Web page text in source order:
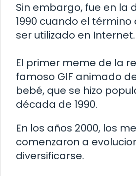
Sin embargo, fue en la
1990 cuando el término
ser utilizado en Internet.
El primer meme de la
famoso GIF animado
bebé, que se hizo
década de 1990.
En los años 2000, los
comenzaron a
diversificarse.